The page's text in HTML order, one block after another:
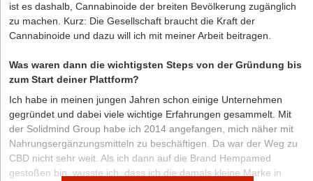
ist es dashalb, Cannabinoide der breiten Bevölkerung zugänglich
zu machen. Kurz: Die Gesellschaft braucht die Kraft der
Cannabinoide und dazu will ich mit meiner Arbeit beitragen.
Was waren dann die wichtigsten Steps von der Gründung bis
zum Start deiner Plattform?
Ich habe in meinen jungen Jahren schon einige Unternehmen
gegründet und dabei viele wichtige Erfahrungen gesammelt. Mit
der Solidmind Group habe ich 2014 angefangen, mich näher mit
Nahrungsergänzungsmitteln zu beschäftigen. Da war der Weg zu
CBD nicht sehr weit. Als ich dann auf die Brand Hempamed
gestoßen bin, wusste ich, dass ich die damals kleine Marke in